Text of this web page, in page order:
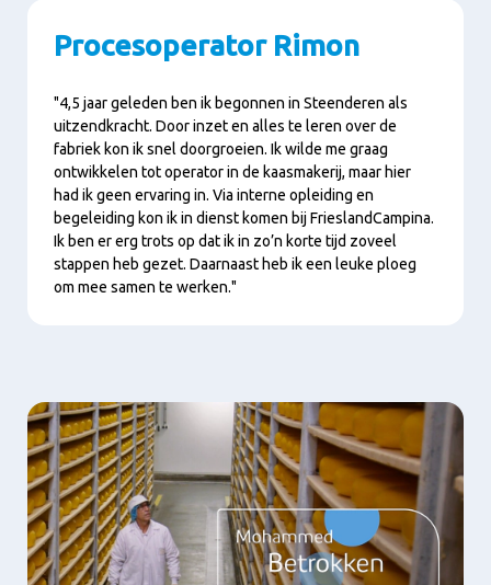
Procesoperator Rimon
"4,5 jaar geleden ben ik begonnen in Steenderen als
uitzendkracht. Door inzet en alles te leren over de
fabriek kon ik snel doorgroeien. Ik wilde me graag
ontwikkelen tot operator in de kaasmakerij, maar hier
had ik geen ervaring in. Via interne opleiding en
begeleiding kon ik in dienst komen bij FrieslandCampina.
Ik ben er erg trots op dat ik in zo’n korte tijd zoveel
stappen heb gezet. Daarnaast heb ik een leuke ploeg
om mee samen te werken."